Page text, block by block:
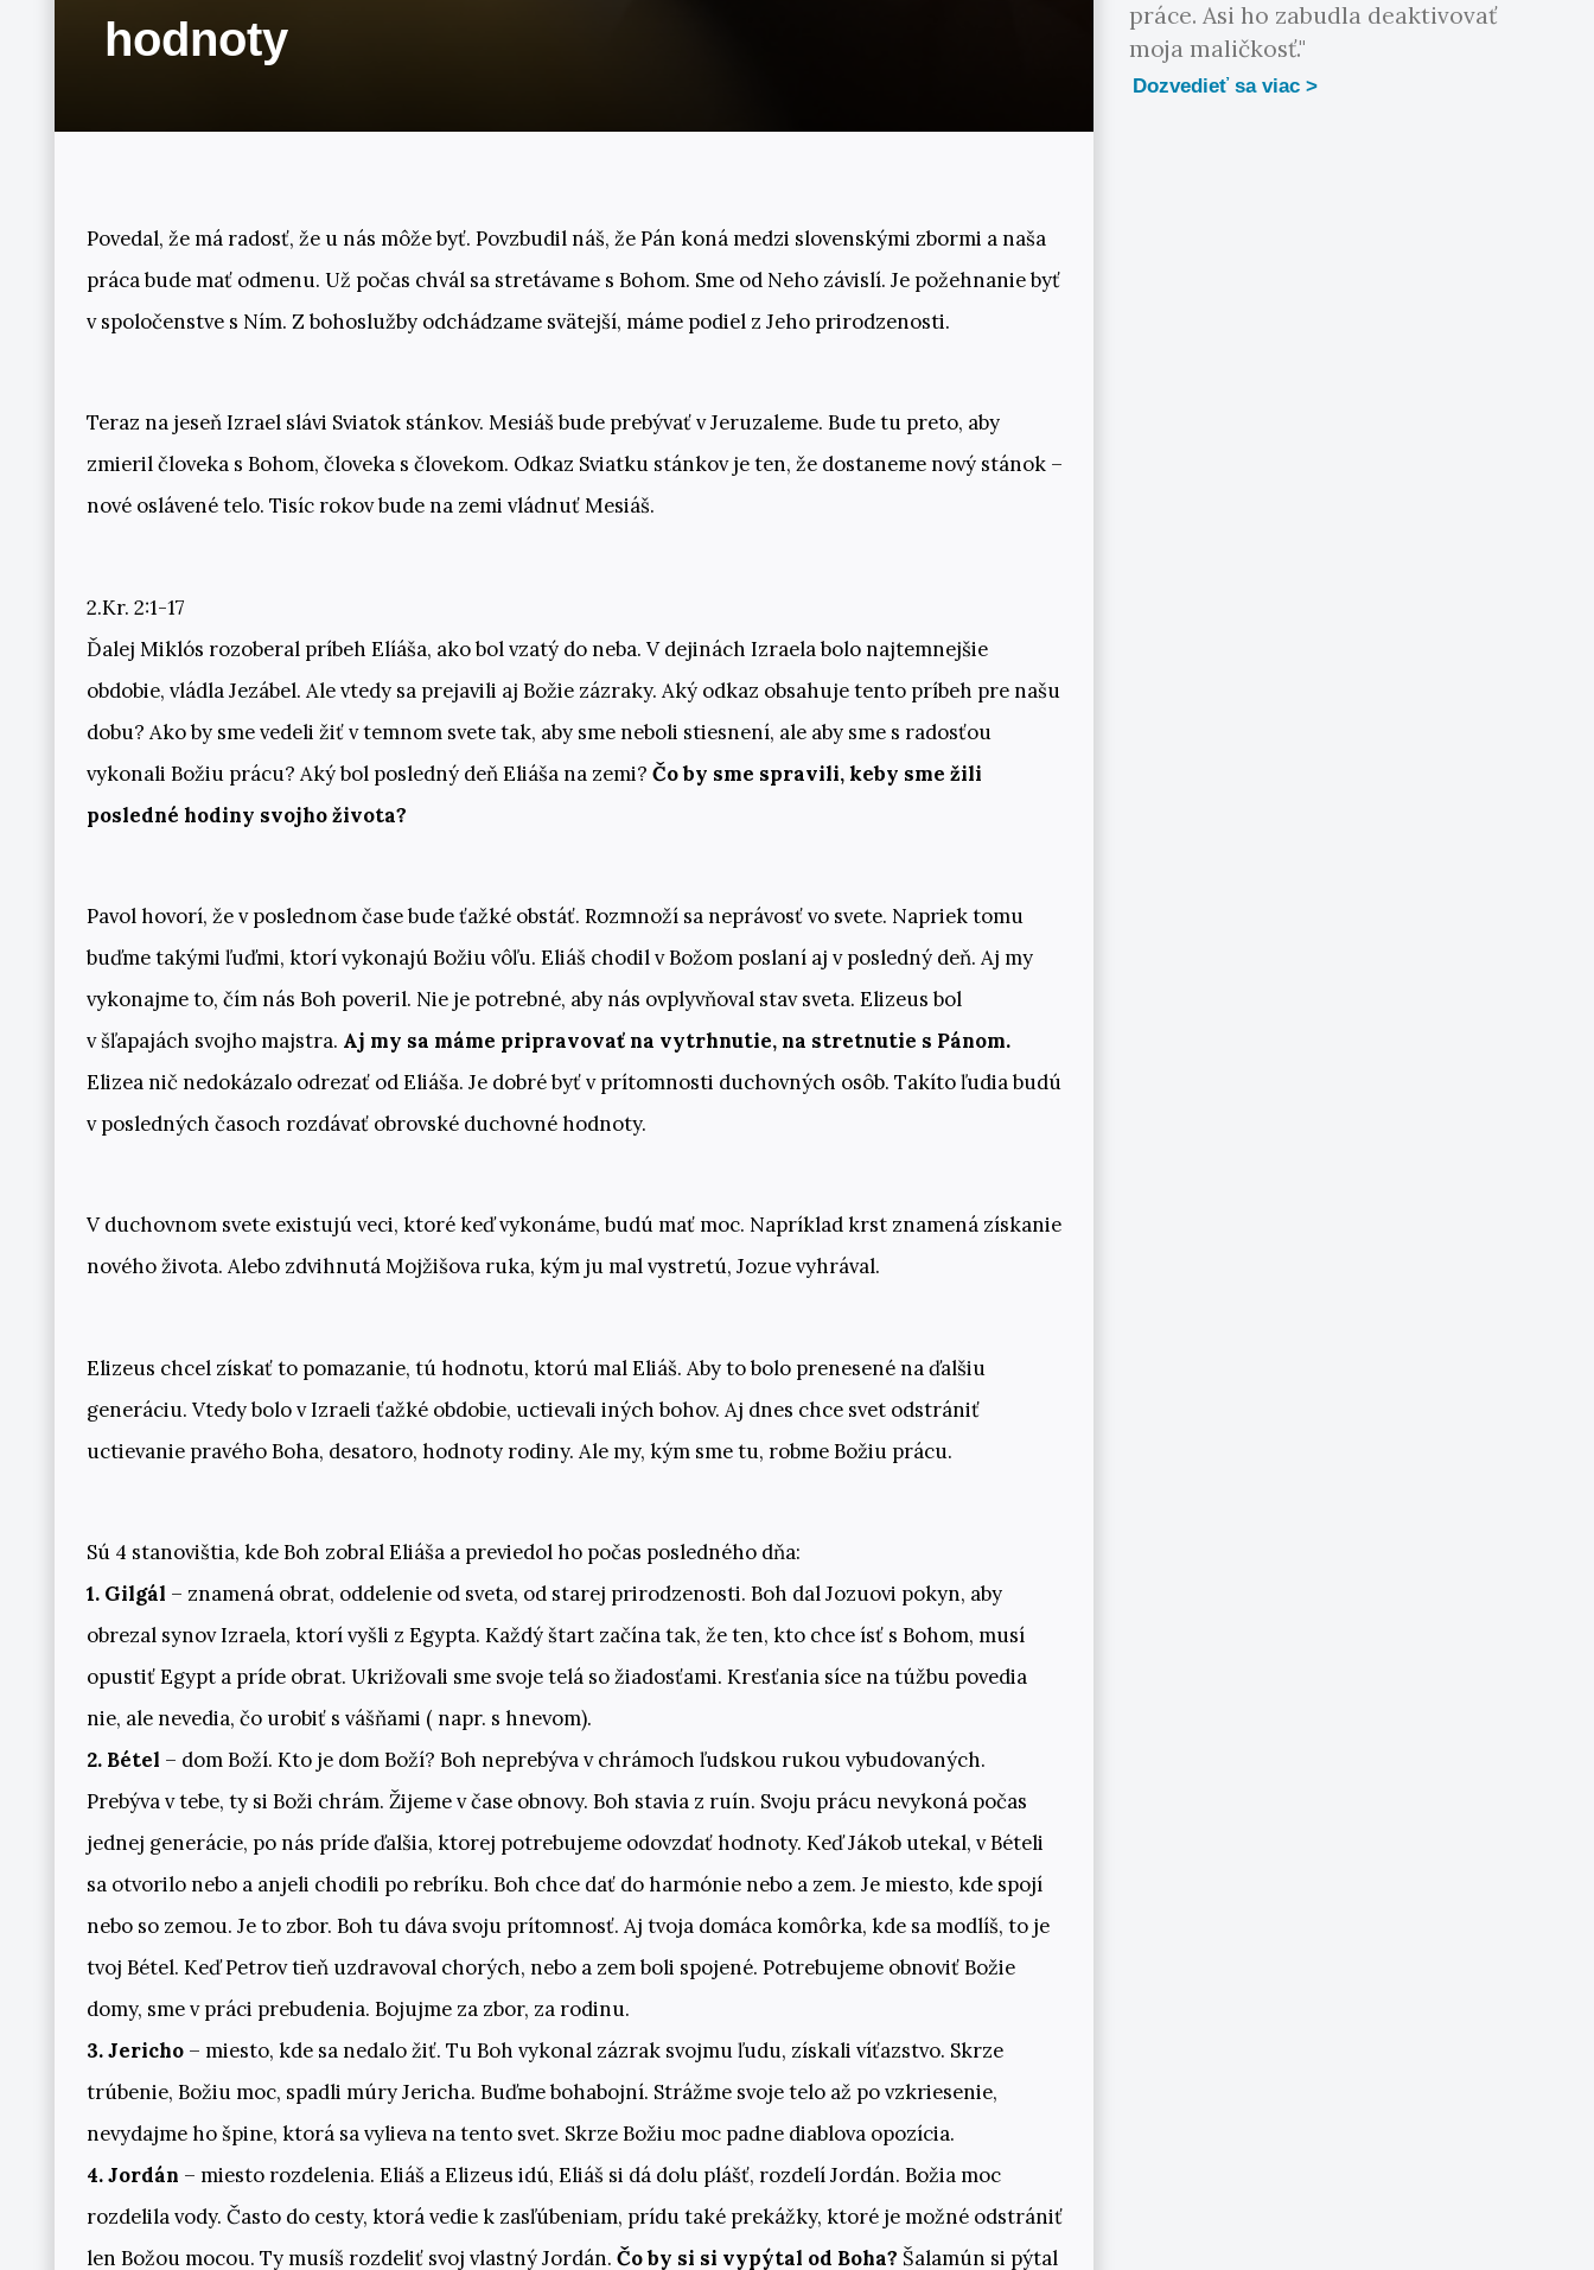
hodnoty
Povedal, že má radosť, že u nás môže byť. Povzbudil náš, že Pán koná medzi slovenskými zbormi a naša
práca bude mať odmenu. Už počas chvál sa stretávame s Bohom. Sme od Neho závislí. Je požehnanie byť
v spoločenstve s Ním. Z bohoslužby odchádzame svätejší, máme podiel z Jeho prirodzenosti.
Teraz na jeseň Izrael slávi Sviatok stánkov. Mesiáš bude prebývať v Jeruzaleme. Bude tu preto, aby
zmieril človeka s Bohom, človeka s človekom. Odkaz Sviatku stánkov je ten, že dostaneme nový stánok –
nové oslávené telo. Tisíc rokov bude na zemi vládnuť Mesiáš.
2.Kr. 2:1-17
Ďalej Miklós rozoberal príbeh Elíáša, ako bol vzatý do neba. V dejinách Izraela bolo najtemnejšie
obdobie, vládla Jezábel. Ale vtedy sa prejavili aj Božie zázraky. Aký odkaz obsahuje tento príbeh pre našu
dobu? Ako by sme vedeli žiť v temnom svete tak, aby sme neboli stiesnení, ale aby sme s radosťou
vykonali Božiu prácu? Aký bol posledný deň Eliáša na zemi? Čo by sme spravili, keby sme žili
posledné hodiny svojho života?
Pavol hovorí, že v poslednom čase bude ťažké obstáť. Rozmnoží sa neprávosť vo svete. Napriek tomu
buďme takými ľuďmi, ktorí vykonajú Božiu vôľu. Eliáš chodil v Božom poslaní aj v posledný deň. Aj my
vykonajme to, čím nás Boh poveril. Nie je potrebné, aby nás ovplyvňoval stav sveta. Elizeus bol
v šľapajách svojho majstra. Aj my sa máme pripravovať na vytrhnutie, na stretnutie s Pánom.
Elizea nič nedokázalo odrezať od Eliáša. Je dobré byť v prítomnosti duchovných osôb. Takíto ľudia budú
v posledných časoch rozdávať obrovské duchovné hodnoty.
V duchovnom svete existujú veci, ktoré keď vykonáme, budú mať moc. Napríklad krst znamená získanie
nového života. Alebo zdvihnutá Mojžišova ruka, kým ju mal vystretú, Jozue vyhrával.
Elizeus chcel získať to pomazanie, tú hodnotu, ktorú mal Eliáš. Aby to bolo prenesené na ďalšiu
generáciu. Vtedy bolo v Izraeli ťažké obdobie, uctievali iných bohov. Aj dnes chce svet odstrániť
uctievanie pravého Boha, desatoro, hodnoty rodiny. Ale my, kým sme tu, robme Božiu prácu.
Sú 4 stanovištia, kde Boh zobral Eliáša a previedol ho počas posledného dňa:
1. Gilgál – znamená obrat, oddelenie od sveta, od starej prirodzenosti. Boh dal Jozuovi pokyn, aby
obrezal synov Izraela, ktorí vyšli z Egypta. Každý štart začína tak, že ten, kto chce ísť s Bohom, musí
opustiť Egypt a príde obrat. Ukrižovali sme svoje telá so žiadosťami. Kresťania síce na túžbu povedia
nie, ale nevedia, čo urobiť s vášňami ( napr. s hnevom).
2. Bétel – dom Boží. Kto je dom Boží? Boh neprebýva v chrámoch ľudskou rukou vybudovaných.
Prebýva v tebe, ty si Boži chrám. Žijeme v čase obnovy. Boh stavia z ruín. Svoju prácu nevykoná počas
jednej generácie, po nás príde ďalšia, ktorej potrebujeme odovzdať hodnoty. Keď Jákob utekal, v Bételi
sa otvorilo nebo a anjeli chodili po rebríku. Boh chce dať do harmónie nebo a zem. Je miesto, kde spojí
nebo so zemou. Je to zbor. Boh tu dáva svoju prítomnosť. Aj tvoja domáca komôrka, kde sa modlíš, to je
tvoj Bétel. Keď Petrov tieň uzdravoval chorých, nebo a zem boli spojené. Potrebujeme obnoviť Božie
domy, sme v práci prebudenia. Bojujme za zbor, za rodinu.
3. Jericho – miesto, kde sa nedalo žiť. Tu Boh vykonal zázrak svojmu ľudu, získali víťazstvo. Skrze
trúbenie, Božiu moc, spadli múry Jericha. Buďme bohabojní. Strážme svoje telo až po vzkriesenie,
nevydajme ho špine, ktorá sa vylieva na tento svet. Skrze Božiu moc padne diablova opozícia.
4. Jordán – miesto rozdelenia. Eliáš a Elizeus idú, Eliáš si dá dolu plášť, rozdelí Jordán. Božia moc
rozdelila vody. Často do cesty, ktorá vedie k zasľúbeniam, prídu také prekážky, ktoré je možné odstrániť
len Božou mocou. Ty musíš rozdeliť svoj vlastný Jordán. Čo by si si vypýtal od Boha? Šalamún si pýtal
práce. Asi ho zabudla deaktivovať
moja maličkosť."
Dozvedieť sa viac